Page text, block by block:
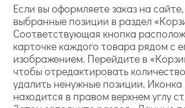
Если вы оформляете заказ на
выбранные позиции в раздел
Соответствующая кнопка
карточке каждого товара рядом с
изображением. Перейдите в
чтобы отредактировать
удалить ненужные позиции. Иконка
находится в правом верхнем углу